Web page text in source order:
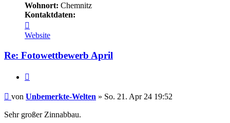
Wohnort: Chemnitz
Kontaktdaten:
von
Unbemerkte-
Welten
Website
Re: Fotowettbewerb April
Beitrag
von Unbemerkte-Welten » So. 21. Apr 24 19:52
Sehr großer Zinnabbau.